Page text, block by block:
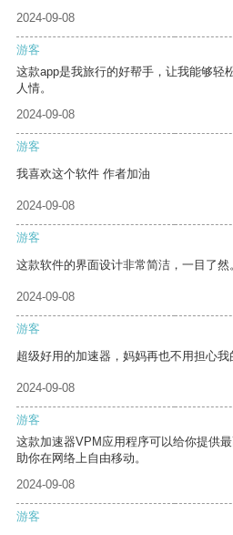
2024-09-08
游客
这款app是我旅行的好帮手，让我能够轻
人情。
2024-09-08
游客
我喜欢这个软件 作者加油
2024-09-08
游客
这款软件的界面设计非常简洁，一目了然
2024-09-08
游客
超级好用的加速器，妈妈再也不用担心我
2024-09-08
游客
这款加速器VPM应用程序可以给你提供
助你在网络上自由移动。
2024-09-08
游客